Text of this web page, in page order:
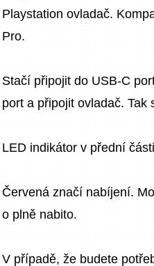
Playstation ovladač.
Pro.
Stačí připojit do USB-C
port a připojit ovladač. Tak
LED indikátor v přední
Červená značí nabíjení.
o plně nabito.
V případě, že budete